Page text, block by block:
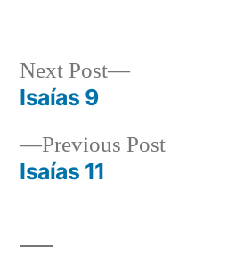
Post
navigation
Previous PostPrevious
Isaías 11
Next Post
Next
Isaías 9